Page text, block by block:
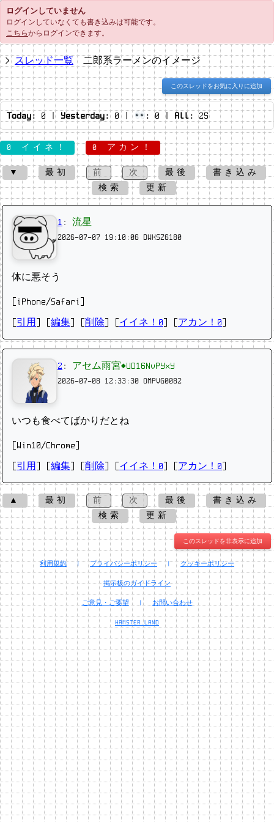
ログインしていません
ログインしていなくても書き込みは可能です。
こちらからログインできます。
スレッド一覧 二郎系ラーメンのイメージ
このスレッドをお気に入りに追加
Today: 0 | Yesterday:0 | : 0 | All: 25
0 イイネ！ 0 アカン！
▼ 最初 前 次 最後
書き込み
検索
更新
1 : 流星
2026-07-07 19:10:06 DWKSZ6180
体に悪そう
[iPhone/Safari]
引用 編集 削除 イイネ！0 アカン！0
2 : アセム雨宮◆UD16NvPYxY
2026-07-08 12:33:30 OMPVG0082
いつも食べてばかりだとね
[Win10/Chrome]
引用 編集 削除 イイネ！0 アカン！0
▲ 最初 前 次 最後
書き込み
検索
更新
このスレッドを非表示に追加
利用規約 | プライバシーポリシー | クッキーポリシー
掲示板のガイドライン
ご意見・ご要望 | お問い合わせ
HAMSTER.LAND